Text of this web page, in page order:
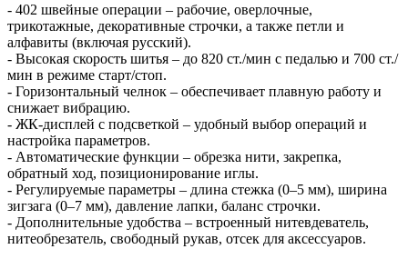
- 402 швейные операции – рабочие, оверлочные,
трикотажные, декоративные строчки, а также петли и
алфавиты (включая русский).
- Высокая скорость шитья – до 820 ст./мин с педалью и 700 ст./
мин в режиме старт/стоп.
- Горизонтальный челнок – обеспечивает плавную работу и
снижает вибрацию.
- ЖК-дисплей с подсветкой – удобный выбор операций и
настройка параметров.
- Автоматические функции – обрезка нити, закрепка,
обратный ход, позиционирование иглы.
- Регулируемые параметры – длина стежка (0–5 мм), ширина
зигзага (0–7 мм), давление лапки, баланс строчки.
- Дополнительные удобства – встроенный нитевдеватель,
нитеобрезатель, свободный рукав, отсек для аксессуаров.